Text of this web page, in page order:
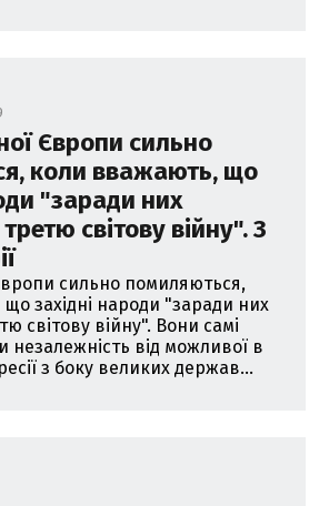
Європи сильно
коли вважають, що
"заради них
світову війну". З
сильно помиляються,
західні народи "заради них
світову війну". Вони самі
незалежність від можливої в
з боку великих держав...